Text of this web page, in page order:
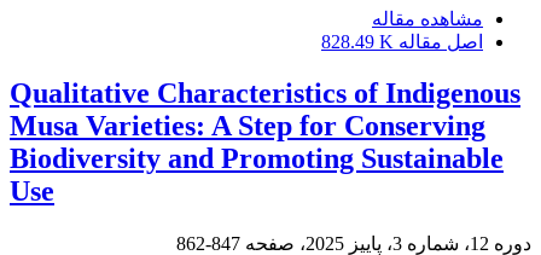
مشاهده مقاله
اصل مقاله 828.49 K
Qualitative Characteristics of Indigenous
Musa Varieties: A Step for Conserving
Biodiversity and Promoting Sustainable
Use
دوره 12، شماره 3، پاییز 2025، صفحه 847-862